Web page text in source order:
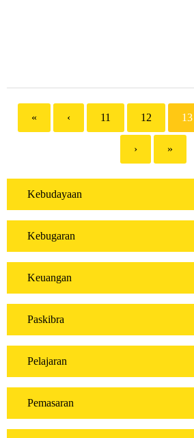
« ‹ 11 12 13
› »
Kebudayaan
Kebugaran
Keuangan
Paskibra
Pelajaran
Pemasaran